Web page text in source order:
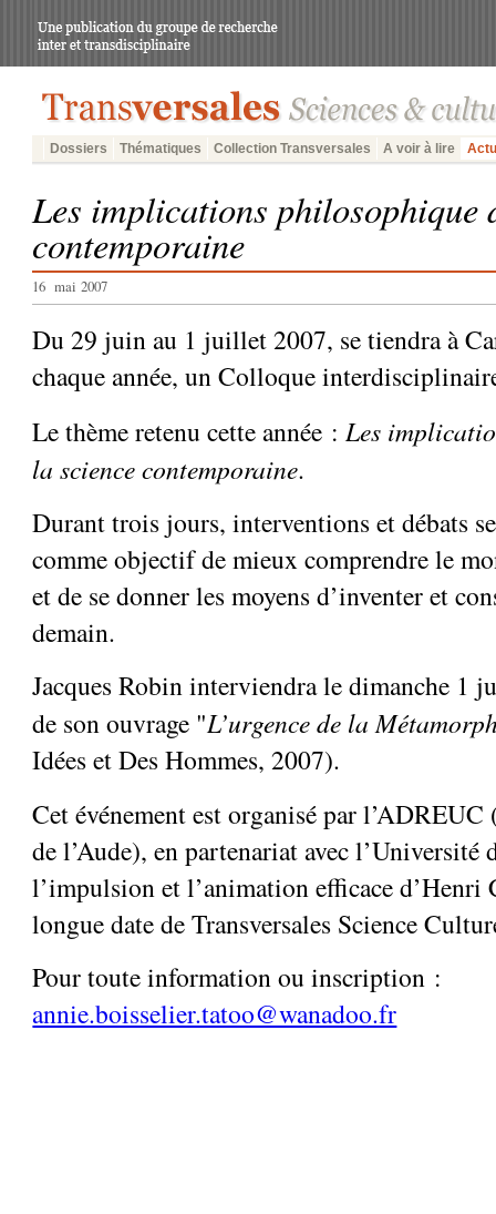
Dossiers Thématiques Collection Transversales A voir à lire
Les implications philosophique
contemporaine
16 mai 2007
Du 29 juin au 1 juillet 2007, se tiendra à
chaque année, un Colloque
Le thème retenu cette année :Les
la science contemporaine.
Durant trois jours, interventions et débats
comme objectif de mieux comprendre le
et de se donner les moyens d’inventer et
demain.
Jacques Robin interviendra le dimanche 1
de son ouvrage "L’urgence de la
Idées et Des Hommes, 2007).
Cet événement est organisé par
de l’Aude), en partenariat avec l’Université
l’impulsion et l’animation efficace d’Henri
longue date de Transversales Science
Pour toute information ou inscription :
annie.boisselier.tatoo@wanadoo.fr